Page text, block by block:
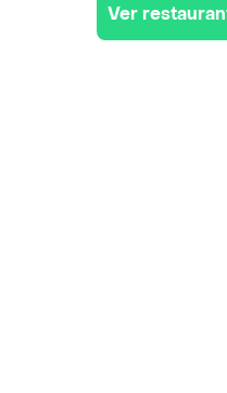
Ver